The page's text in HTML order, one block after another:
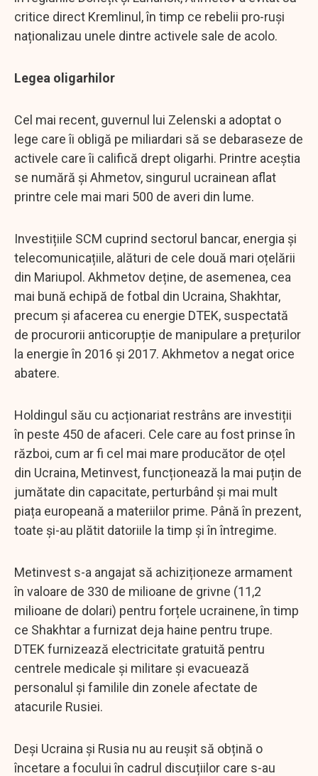
critice direct Kremlinul, în timp ce rebelii pro-ruși
naționalizau unele dintre activele sale de acolo.
Legea oligarhilor
Cel mai recent, guvernul lui Zelenski a adoptat o
lege care îi obligă pe miliardari să se debaraseze de
activele care îi califică drept oligarhi. Printre aceștia
se numără și Ahmetov, singurul ucrainean aflat
printre cele mai mari 500 de averi din lume.
Investițiile SCM cuprind sectorul bancar, energia și
telecomunicațiile, alături de cele două mari oțelării
din Mariupol. Akhmetov deține, de asemenea, cea
mai bună echipă de fotbal din Ucraina, Shakhtar,
precum și afacerea cu energie DTEK, suspectată
de procurorii anticorupție de manipulare a prețurilor
la energie în 2016 și 2017. Akhmetov a negat orice
abatere.
Holdingul său cu acționariat restrâns are investiții
în peste 450 de afaceri. Cele care au fost prinse în
război, cum ar fi cel mai mare producător de oțel
din Ucraina, Metinvest, funcționează la mai puțin de
jumătate din capacitate, perturbând și mai mult
piața europeană a materiilor prime. Până în prezent,
toate și-au plătit datoriile la timp și în întregime.
Metinvest s-a angajat să achiziționeze armament
în valoare de 330 de milioane de grivne (11,2
milioane de dolari) pentru forțele ucrainene, în timp
ce Shakhtar a furnizat deja haine pentru trupe.
DTEK furnizează electricitate gratuită pentru
centrele medicale și militare și evacuează
personalul și familile din zonele afectate de
atacurile Rusiei.
Deși Ucraina și Rusia nu au reușit să obțină o
încetare a focului în cadrul discuțiilor care s-au